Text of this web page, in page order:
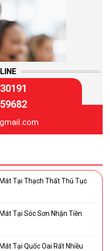
Tại Thạch Thất Thủ Tục
Tại Sóc Sơn Nhận Tiền
Tại Quốc Oai Rất Nhiều